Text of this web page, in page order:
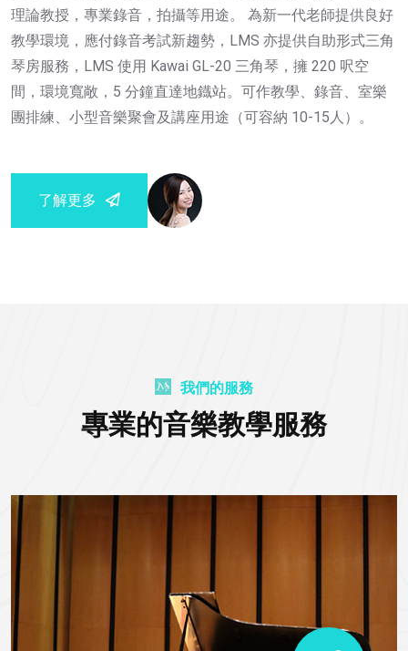
理論教授，專業錄音，拍攝等用途。 為新一代老師提供良好
教學環境，應付錄音考試新趨勢，LMS 亦提供自助形式三角
琴房服務，LMS 使用 Kawai GL-20 三角琴，擁 220 呎空
間，環境寬敞，5 分鐘直達地鐡站。可作教學、錄音、室樂
團排練、小型音樂聚會及講座用途（可容納 10-15人）。
了解更多
我們的服務
專業的音樂教學服務